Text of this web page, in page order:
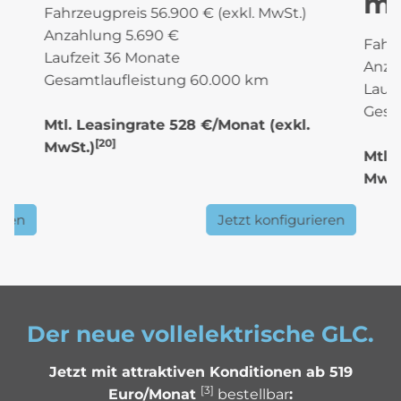
Fahrzeugpreis 56.900 € (exkl. MwSt.)
Anzahlung 5.690 €
Laufzeit 36 Monate
Gesamtlaufleistung 60.000 km
Mtl. Leasingrate 528 €/Monat (exkl.
MwSt.)[20]
Jetzt konfigurieren
Mtl.
Der neue vollelektrische GLC.
Jetzt mit attraktiven Konditionen ab 519
Euro/Monat [3] bestellbar: